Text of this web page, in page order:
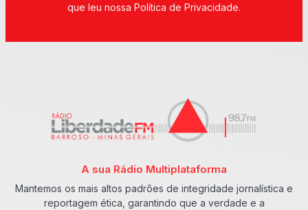
que leu nossa Política de Privacidade.
A sua Rádio Multiplataforma
Mantemos os mais altos padrões de integridade jornalística e
reportagem ética, garantindo que a verdade e a